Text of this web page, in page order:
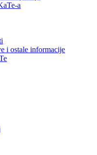
a
i ostale informacije